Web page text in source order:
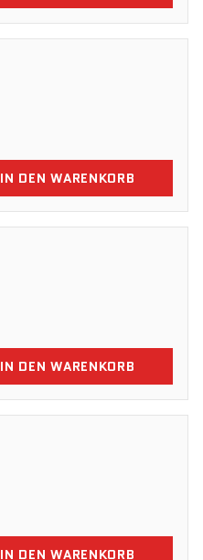
IN DEN WARENKORB
IN DEN WARENKORB
IN DEN WARENKORB